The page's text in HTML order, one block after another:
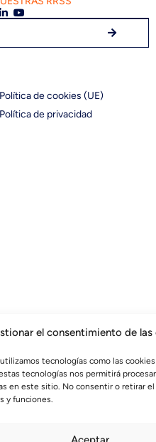
el consentimiento de las
tecnologías como las
tecnologías nos permitirá
en este sitio. No consentir o retirar
y funciones.
Política de cookies (UE)
Política de privacidad